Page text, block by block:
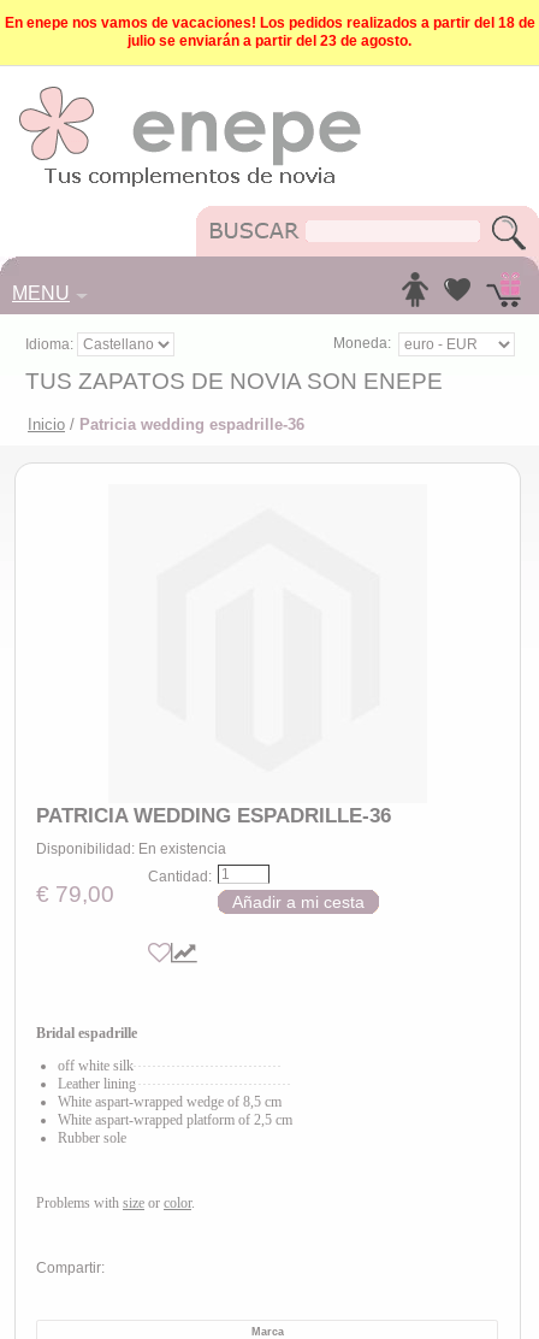
En enepe nos vamos de vacaciones! Los pedidos realizados a partir del 18 de
julio se enviarán a partir del 23 de agosto.
MENU
Idioma: Moneda:
TUS ZAPATOS DE NOVIA SON ENEPE
Inicio / Patricia wedding espadrille-36
PATRICIA WEDDING ESPADRILLE-36
Disponibilidad: En existencia
€ 79,00
Cantidad:
Añadir a mi cesta
Bridal espadrille
off white silk
Leather lining
White aspart-wrapped wedge of 8,5 cm
White aspart-wrapped platform of 2,5 cm
Rubber sole
Problems with size or color.
Compartir:
Marca